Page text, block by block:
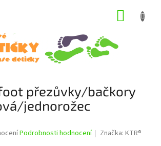
přezůvky/bačkory
jednorožec
Podrobnosti hodnocení Značka:KTR®